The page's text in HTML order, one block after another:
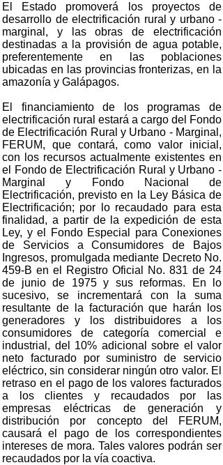
El Estado promoverá los proyectos de
desarrollo de electrificación rural y urbano -
marginal, y las obras de electrificación
destinadas a la provisión de agua potable,
preferentemente en las poblaciones
ubicadas en las provincias fronterizas, en la
amazonía y Galápagos.
El financiamiento de los programas de
electrificación rural estará a cargo del Fondo
de Electrificación Rural y Urbano - Marginal,
FERUM, que contará, como valor inicial,
con los recursos actualmente existentes en
el Fondo de Electrificación Rural y Urbano -
Marginal y Fondo Nacional de
Electrificación, previsto en la Ley Básica de
Electrificación; por lo recaudado para esta
finalidad, a partir de la expedición de esta
Ley, y el Fondo Especial para Conexiones
de Servicios a Consumidores de Bajos
Ingresos, promulgada mediante Decreto No.
459-B en el Registro Oficial No. 831 de 24
de junio de 1975 y sus reformas. En lo
sucesivo, se incrementará con la suma
resultante de la facturación que harán los
generadores y los distribuidores a los
consumidores de categoría comercial e
industrial, del 10% adicional sobre el valor
neto facturado por suministro de servicio
eléctrico, sin considerar ningún otro valor. El
retraso en el pago de los valores facturados
a los clientes y recaudados por las
empresas eléctricas de generación y
distribución por concepto del FERUM,
causará el pago de los correspondientes
intereses de mora. Tales valores podrán ser
recaudados por la vía coactiva.